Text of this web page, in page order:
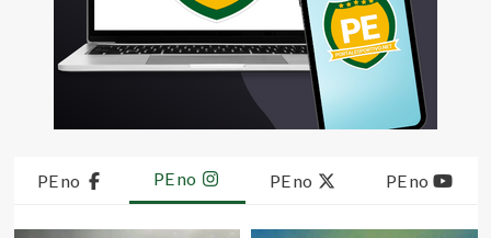
PE no PE no PE no PE no